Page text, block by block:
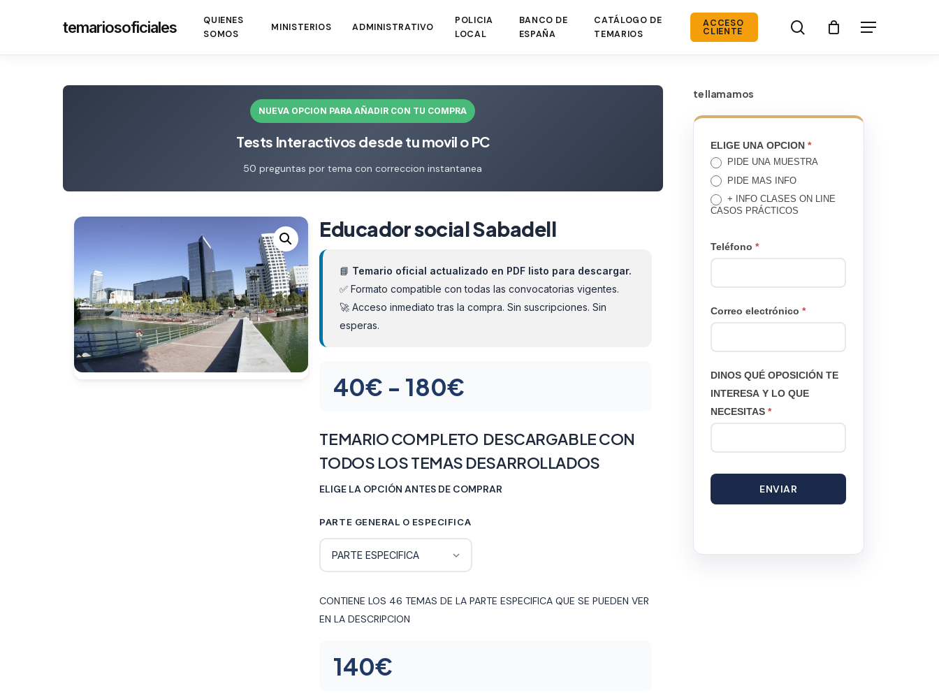
temariosoficiales
QUIENES
SOMOS
MINISTERIOS ADMINISTRATIVO
POLICIA
LOCAL
BANCO DE
ESPAÑA
CATÁLOGO DE
TEMARIOS
ACCESO
CLIENTE search Menú
NUEVA OPCION PARA AÑADIR CON TU COMPRA
Tests Interactivos desde tu movil o PC
50 preguntas por tema con correccion instantanea
Educador social Sabadell
📘 Temario oficial actualizado en PDF listo para descargar.
✅ Formato compatible con todas las convocatorias vigentes.
🚀 Acceso inmediato tras la compra. Sin suscripciones. Sin
esperas.
40€ - 180€
precios:
desde
40€
hasta
TEMARIO COMPLETO DESCARGABLE CON
TODOS LOS TEMAS DESARROLLADOS
ELIGE LA OPCIÓN ANTES DE COMPRAR
PARTE GENERAL O ESPECIFICA
CONTIENE LOS 46 TEMAS DE LA PARTE ESPECIFICA QUE SE PUEDEN VER
EN LA DESCRIPCION
140€
te llamamos
TE
LLAMAMOS
ELIGE UNA OPCION*
PIDE UNA MUESTRA
PIDE MAS INFO
+ INFO CLASES ON LINE
CASOS PRÁCTICOS
Teléfono*
Correo electrónico*
DINOS QUÉ OPOSICIÓN TE
INTERESA Y LO QUE
NECESITAS*
ENVIAR